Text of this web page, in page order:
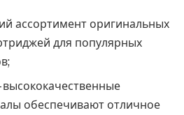
ассортимент оригинальных
для популярных
обеспечивают отличное